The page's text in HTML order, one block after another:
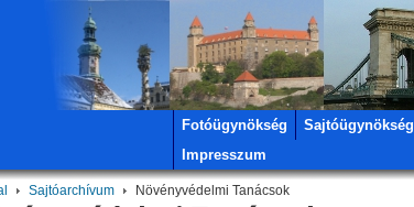
Fotóügynökség Sajtóügynökség
Impresszum
Sajtóarchívum Növényvédelmi Tanácsok